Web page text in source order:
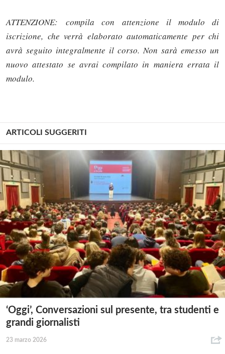
ATTENZIONE: compila con attenzione il modulo di
iscrizione, che verrà elaborato automaticamente per chi
avrà seguito integralmente il corso. Non sarà emesso un
nuovo attestato se avrai compilato in maniera errata il
modulo.
ARTICOLI SUGGERITI
‘Oggi’, Conversazioni sul presente, tra studenti e
grandi giornalisti
23 marzo 2026